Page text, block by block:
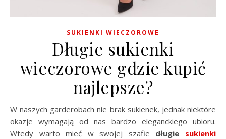
SUKIENKI WIECZOROWE
Długie sukienki
wieczorowe gdzie kupić
najlepsze?
W naszych garderobach nie brak sukienek, jednak niektóre
okazje wymagają od nas bardzo eleganckiego ubioru.
Wtedy warto mieć w swojej szafie długie sukienki